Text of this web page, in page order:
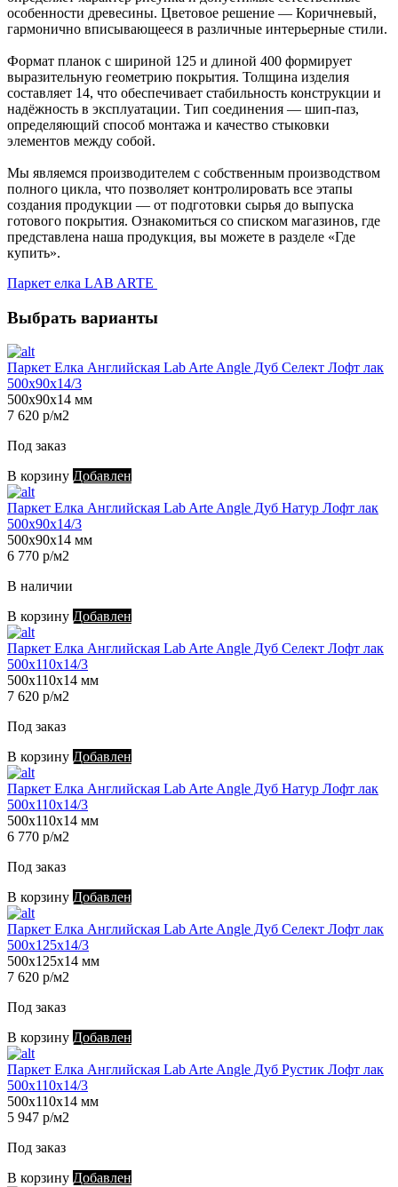
особенности древесины. Цветовое решение — Коричневый,
гармонично вписывающееся в различные интерьерные стили.
Формат планок с шириной 125 и длиной 400 формирует
выразительную геометрию покрытия. Толщина изделия
составляет 14, что обеспечивает стабильность конструкции и
надёжность в эксплуатации. Тип соединения — шип-паз,
определяющий способ монтажа и качество стыковки
элементов между собой.
Мы являемся производителем с собственным производством
полного цикла, что позволяет контролировать все этапы
создания продукции — от подготовки сырья до выпуска
готового покрытия. Ознакомиться со списком магазинов, где
представлена наша продукция, вы можете в разделе «Где
купить».
Паркет елка LAB ARTE
Выбрать варианты
Паркет Елка Английская Lab Arte Angle Дуб Селект Лофт лак
500х90х14/3
500х90х14 мм
7 620 р/м2
Под заказ
В корзину Добавлен
Паркет Елка Английская Lab Arte Angle Дуб Натур Лофт лак
500х90х14/3
500х90х14 мм
6 770 р/м2
В наличии
В корзину Добавлен
Паркет Елка Английская Lab Arte Angle Дуб Селект Лофт лак
500х110х14/3
500х110х14 мм
7 620 р/м2
Под заказ
В корзину Добавлен
Паркет Елка Английская Lab Arte Angle Дуб Натур Лофт лак
500х110х14/3
500х110х14 мм
6 770 р/м2
Под заказ
В корзину Добавлен
Паркет Елка Английская Lab Arte Angle Дуб Селект Лофт лак
500х125х14/3
500х125х14 мм
7 620 р/м2
Под заказ
В корзину Добавлен
Паркет Елка Английская Lab Arte Angle Дуб Рустик Лофт лак
500х110х14/3
500х110х14 мм
5 947 р/м2
Под заказ
В корзину Добавлен